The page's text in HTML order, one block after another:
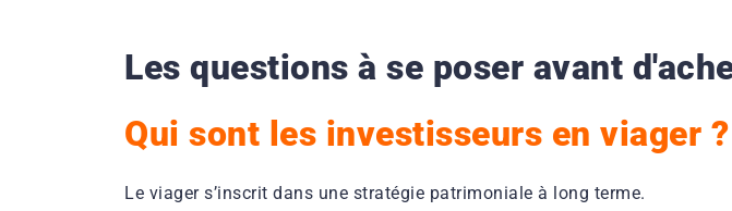
Les questions à se poser avant
Qui sont les investisseurs en viager ?
Le viager s’inscrit dans une stratégie patrimoniale à long terme.